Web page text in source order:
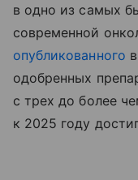
в одно из самых
современной
опубликованного
одобренных
с трех до более
к 2025 году